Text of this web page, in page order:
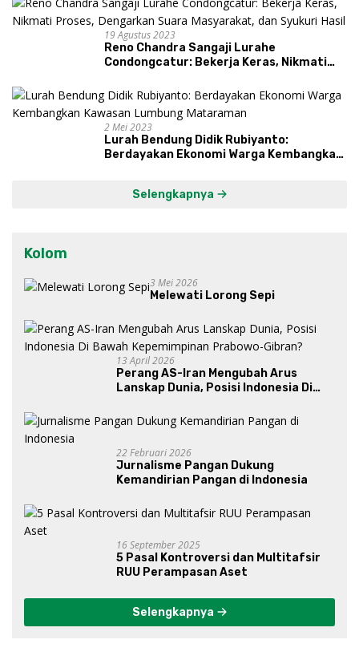
19 Agustus 2023
Reno Chandra Sangaji Lurahe
Condongcatur: Bekerja Keras, Nikmati
dan Syukuri Hasil
2 Mei 2023
Lurah Bendung Didik Rubiyanto:
Berdayakan Ekonomi Warga Kembangkan
Selengkapnya
Kolom
3 Mei 2026
Melewati Lorong Sepi
13 April 2026
Perang AS-Iran Mengubah Arus
Lanskap Dunia, Posisi Indonesia Di
Gibran?
22 Februari 2026
Jurnalisme Pangan Dukung
Kemandirian Pangan di Indonesia
16 September 2025
5 Pasal Kontroversi dan Multitafsir
RUU Perampasan Aset
Selengkapnya